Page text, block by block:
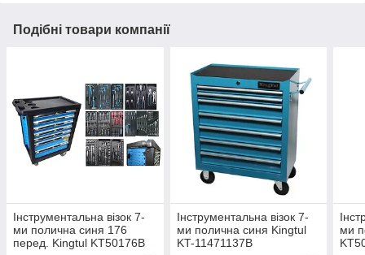
Подібні товари компанії
Інструментальна візок 7-
ми полична синя 176
перед. Kingtul KT50176B
Інструментальна візок 7-
ми полична синя Kingtul
KT-11471137B
ми